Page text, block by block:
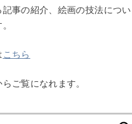
事の紹介、絵画の技法につい
こちら
らご覧になれます。